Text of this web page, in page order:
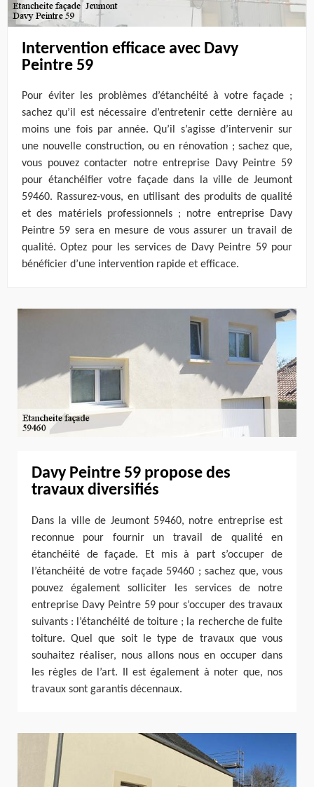
Intervention efficace avec Davy
Peintre 59
Pour éviter les problèmes d’étanchéité à votre façade ;
sachez qu’il est nécessaire d’entretenir cette dernière au
moins une fois par année. Qu’il s’agisse d’intervenir sur
une nouvelle construction, ou en rénovation ; sachez que,
vous pouvez contacter notre entreprise Davy Peintre 59
pour étanchéifier votre façade dans la ville de Jeumont
59460. Rassurez-vous, en utilisant des produits de qualité
et des matériels professionnels ; notre entreprise Davy
Peintre 59 sera en mesure de vous assurer un travail de
qualité. Optez pour les services de Davy Peintre 59 pour
bénéficier d’une intervention rapide et efficace.
Davy Peintre 59 propose des
travaux diversifiés
Dans la ville de Jeumont 59460, notre entreprise est
reconnue pour fournir un travail de qualité en
étanchéité de façade. Et mis à part s’occuper de
l’étanchéité de votre façade 59460 ; sachez que, vous
pouvez également solliciter les services de notre
entreprise Davy Peintre 59 pour s’occuper des travaux
suivants : l’étanchéité de toiture ; la recherche de fuite
toiture. Quel que soit le type de travaux que vous
souhaitez réaliser, nous allons nous en occuper dans
les règles de l’art. Il est également à noter que, nos
travaux sont garantis décennaux.